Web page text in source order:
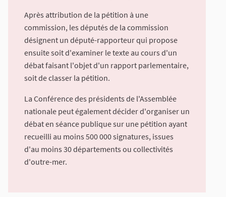
Après attribution de la pétition à une
commission, les députés de la commission
désignent un député-rapporteur qui propose
ensuite soit d'examiner le texte au cours d'un
débat faisant l'objet d'un rapport parlementaire,
soit de classer la pétition.
La Conférence des présidents de l'Assemblée
nationale peut également décider d'organiser un
débat en séance publique sur une pétition ayant
recueilli au moins 500 000 signatures, issues
d'au moins 30 départements ou collectivités
d'outre-mer.